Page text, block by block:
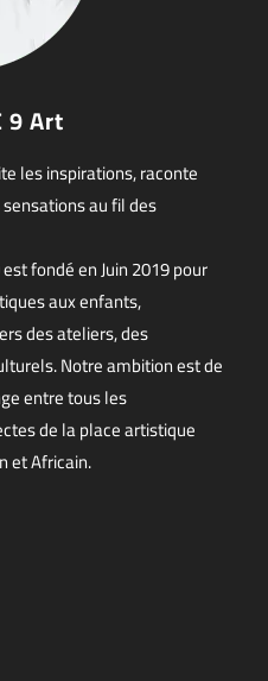
9 Art
les inspirations, raconte
au fil des
fondé en Juin 2019 pour
aux enfants,
des ateliers, des
Notre ambition est de
entre tous les
de la place artistique
et Africain.